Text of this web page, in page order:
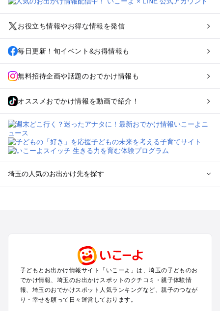
お役立ち情報やお得な情報を発信
毎日更新！旬イベント&お得情報も
無料招待企画や話題のおでかけ情報も
オススメおでかけ情報を動画で紹介！
埼玉の人気のお出かけ先を探す
秩父・長瀞のプールお出かけ
川口・戸田・和光・朝霞のプールお出かけ
飯能・坂戸・東松山・日高のプールお出かけ
久喜・行田・加須・羽生のプールお出かけ
熊谷・太田・足利・古河のプールお出かけ
子どもとお出かけ情報サイト「いこーよ」は、埼玉の子どものお
でかけ情報、埼玉のお出かけスポットのクチコミ・親子体験情
報、埼玉のおでかけスポット人気ランキングなど、親子のつなが
り・幸せを願って日々運営しております。